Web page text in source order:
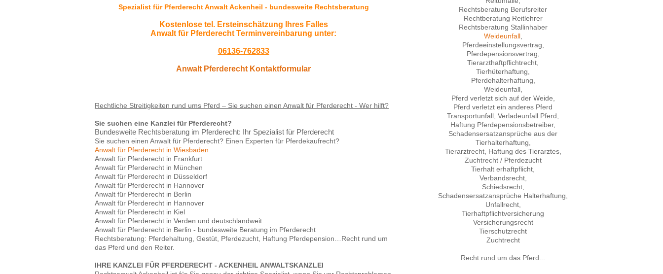
Spezialist für Pferderecht Anwalt Ackenheil - bundesweite Rechtsberatung
Kostenlose tel. Ersteinschätzung Ihres Falles
Anwalt für Pferderecht Terminvereinbarung unter:
06136-762833
Anwalt Pferderecht Kontaktformular
Rechtliche Streitigkeiten rund ums Pferd – Sie suchen einen Anwalt für Pferderecht - Wer hilft?
Sie suchen eine Kanzlei für Pferderecht?
Bundesweite Rechtsberatung im Pferderecht: Ihr Spezialist für Pferderecht
Sie suchen einen Anwalt für Pferderecht? Einen Experten für Pferdekaufrecht?
Anwalt für Pferderecht in Wiesbaden
Anwalt für Pferderecht in Frankfurt
Anwalt für Pferderecht in München
Anwalt für Pferderecht in Düsseldorf
Anwalt für Pferderecht in Hannover
Anwalt für Pferderecht in Berlin
Anwalt für Pferderecht in Hannover
Anwalt für Pferderecht in Kiel
Anwalt für Pferderecht in Verden und deutschlandweit
Anwalt für Pferderecht in Berlin - bundesweite Beratung im Pferderecht
Rechtsberatung: Pferdehaltung, Gestüt, Pferdezucht, Haftung Pferdepension…Recht rund um
das Pferd und den Reiter.
IHRE KANZLEI FÜR PFERDERECHT - ACKENHEIL ANWALTSKANZLEI
Rechtsberatung Berufsreiter
Rechtberatung Reitlehrer
Rechtsberatung Stallinhaber
Weideunfall,
Pferdeeinstellungsvertrag,
Pferdepensionsvertrag,
Tierarzthaftpflichtrecht,
Tierhüterhaftung,
Pferdehalterhaftung,
Weideunfall,
Pferd verletzt sich auf der Weide,
Pferd verletzt ein anderes Pferd
Transportunfall, Verladeunfall Pferd,
Haftung Pferdepensionsbetreiber,
Schadensersatzansprüche aus der
Tierhalterhaftung,
Tierarztrecht, Haftung des Tierarztes,
Zuchtrecht / Pferdezucht
Tierhalt erhaftpflicht,
Verbandsrecht,
Schiedsrecht,
Schadensersatzansprüche Halterhaftung,
Unfallrecht,
Tierhaftpflichtversicherung
Versicherungsrecht
Tierschutzrecht
Zuchtrecht
Recht rund um das Pferd...